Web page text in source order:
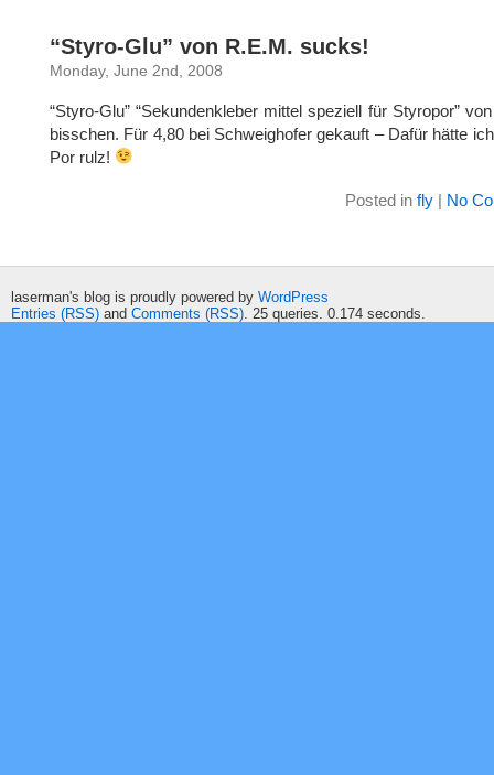
“Styro-Glu” von R.E.M. sucks!
Monday, June 2nd, 2008
“Styro-Glu” “Sekundenkleber mittel speziell für Styropor”
bisschen. Für 4,80 bei Schweighofer gekauft – Dafür hätte
Por rulz!
Posted in fly| No
laserman's blog is proudly powered by WordPress
Entries (RSS) and Comments (RSS) . 25 queries. 0.174 seconds.